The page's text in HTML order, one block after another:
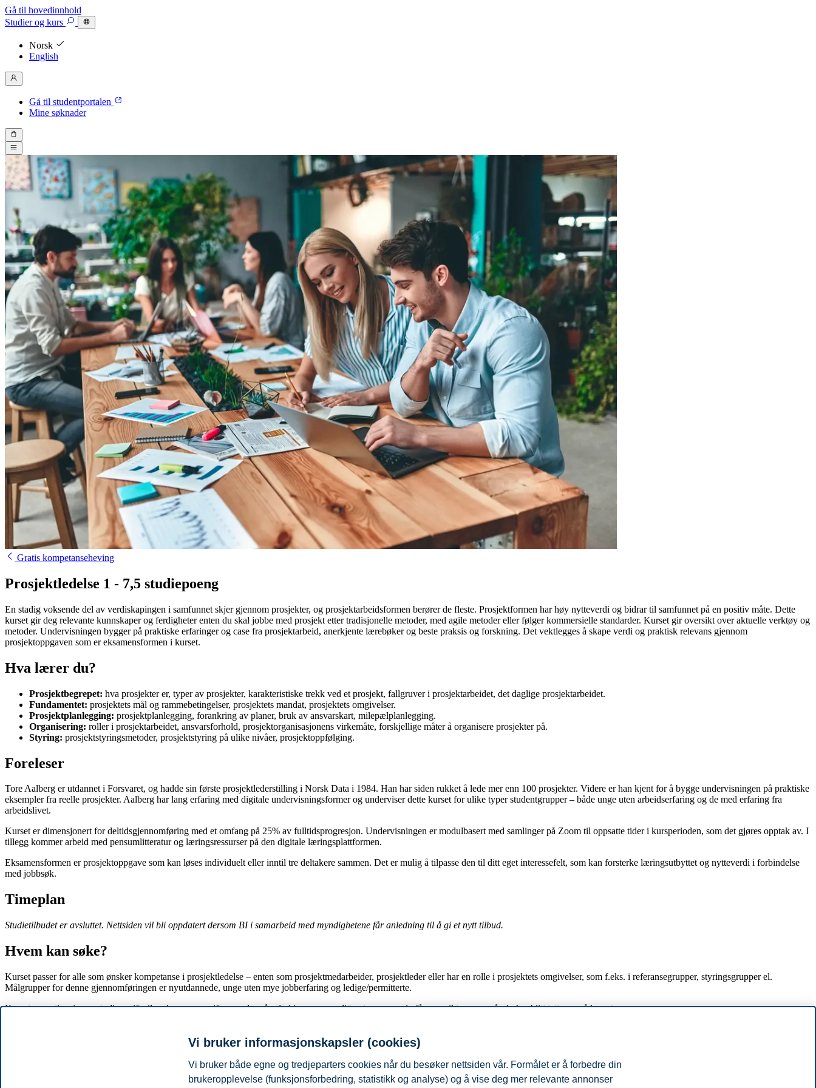
Gå til hovedinnhold
Studierog kurs
Norsk
English
Gå til studentportalen
Mine søknader
Gratis kompetanseheving
Prosjektledelse 1 - 7,5 studiepoeng
En stadig voksende del av verdiskapingen i samfunnet skjer gjennom prosjekter, og prosjektarbeidsformen berører de fleste. Prosjektformen har høy nytteverdi og bidrar til samfunnet på en positiv måte. Dette
kurset gir deg relevante kunnskaper og ferdigheter enten du skal jobbe med prosjekt etter tradisjonelle metoder, med agile metoder eller følger kommersielle standarder. Kurset gir oversikt over aktuelle verktøy og
metoder. Undervisningen bygger på praktiske erfaringer og case fra prosjektarbeid, anerkjente lærebøker og beste praksis og forskning. Det vektlegges å skape verdi og praktisk relevans gjennom
prosjektoppgaven som er eksamensformen i kurset.
Hva lærer du?
Prosjektbegrepet: hva prosjekter er, typer av prosjekter, karakteristiske trekk ved et prosjekt, fallgruver i prosjektarbeidet, det daglige prosjektarbeidet.
Fundamentet: prosjektets mål og rammebetingelser, prosjektets mandat, prosjektets omgivelser.
Prosjektplanlegging: prosjektplanlegging, forankring av planer, bruk av ansvarskart, milepælplanlegging.
Organisering: roller i prosjektarbeidet, ansvarsforhold, prosjektorganisasjonens virkemåte, forskjellige måter å organisere prosjekter på.
Styring: prosjektstyringsmetoder, prosjektstyring på ulike nivåer, prosjektoppfølging.
Foreleser
Tore Aalberg er utdannet i Forsvaret, og hadde sin første prosjektlederstilling i Norsk Data i 1984. Han har siden rukket å lede mer enn 100 prosjekter. Videre er han kjent for å bygge undervisningen på praktiske
eksempler fra reelle prosjekter. Aalberg har lang erfaring med digitale undervisningsformer og underviser dette kurset for ulike typer studentgrupper – både unge uten arbeidserfaring og de med erfaring fra
arbeidslivet.
Kurset er dimensjonert for deltidsgjennomføring med et omfang på 25% av fulltidsprogresjon. Undervisningen er modulbasert med samlinger på Zoom til oppsatte tider i kursperioden, som det gjøres opptak av. I
tillegg kommer arbeid med pensumlitteratur og læringsressurser på den digitale læringsplattformen.
Eksamensformen er prosjektoppgave som kan løses individuelt eller inntil tre deltakere sammen. Det er mulig å tilpasse den til ditt eget interessefelt, som kan forsterke læringsutbyttet og nytteverdi i forbindelse
med jobbsøk.
Timeplan
Studietilbudet er avsluttet. Nettsiden vil bli oppdatert dersom BI i samarbeid med myndighetene får anledning til å gi et nytt tilbud.
Hvem kan søke?
Kurset passer for alle som ønsker kompetanse i prosjektledelse – enten som prosjektmedarbeider, prosjektleder eller har en rolle i prosjektets omgivelser, som f.eks. i referansegrupper, styringsgrupper el.
Målgrupper for denne gjennomføringen er nyutdannede, unge uten mye jobberfaring og ledige/permitterte.
Kurset er gratis – ingen studieavgift eller eksamensavgift, men du må selv kjøpe pensumlitteraturen som du får oversikten over når du har blitt tatt opp på kurset.
på kurset, og vi tar opp søkere fortløpende etter dato for registrert søknad, så lenge det er ledige plasser. Opptakskrav til kurset er generell studiekompetanse. Du kan også søke på
Her er mer informasjon om opptakskravene.
Vi bruker informasjonskapsler (cookies)
Vi bruker både egne og tredjeparters cookies når du besøker nettsiden vår. Formålet er å forbedre din
brukeropplevelse (funksjonsforbedring, statistikk og analyse) og å vise deg mer relevante annonser